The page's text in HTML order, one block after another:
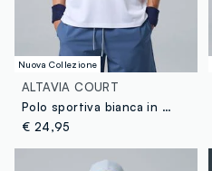
Nuova Collezione
ALTAVIA COURT
Polo sportiva bianca in tessuto tecnico ALTAVIA COURT
€ 24,95